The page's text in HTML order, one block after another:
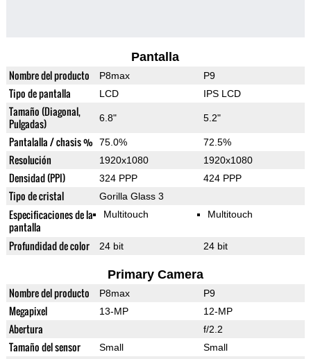
Pantalla
Nombre del producto P8max P9
Tipo de pantalla LCD IPS LCD
Tamaño (Diagonal,
Pulgadas)
6.8" 5.2"
Pantalalla / chasis % 75.0% 72.5%
Resolución 1920x1080 1920x1080
Densidad (PPI) 324 PPP 424 PPP
Tipo de cristal Gorilla Glass 3
Especificaciones de la
pantalla
Multitouch Multitouch
Profundidad de color 24 bit 24 bit
Primary Camera
Nombre del producto P8max P9
Megapixel 13-MP 12-MP
Abertura f/2.2
Tamaño del sensor Small Small